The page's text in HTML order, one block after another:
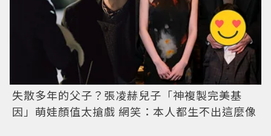
失散多年的父子？張凌赫兒子「神複製完美基
因」萌娃顏值太搶戲 網笑：本人都生不出這麼像